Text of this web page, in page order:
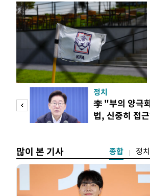
정치
李 "부의 양극
법, 신중히 접
많이 본 기사 종합 정치